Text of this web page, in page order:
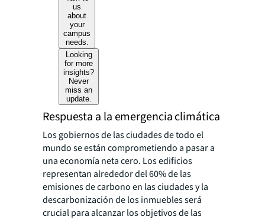
us
about
your
campus
needs.
Looking
for more
insights?
Never
miss an
update.
Respuesta a la emergencia climática
Los gobiernos de las ciudades de todo el
mundo se están comprometiendo a pasar a
una economía neta cero. Los edificios
representan alrededor del 60% de las
emisiones de carbono en las ciudades y la
descarbonización de los inmuebles será
crucial para alcanzar los objetivos de las